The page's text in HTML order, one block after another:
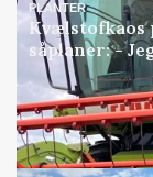
PLANTER
Kvælstofkaos
såplaner: -